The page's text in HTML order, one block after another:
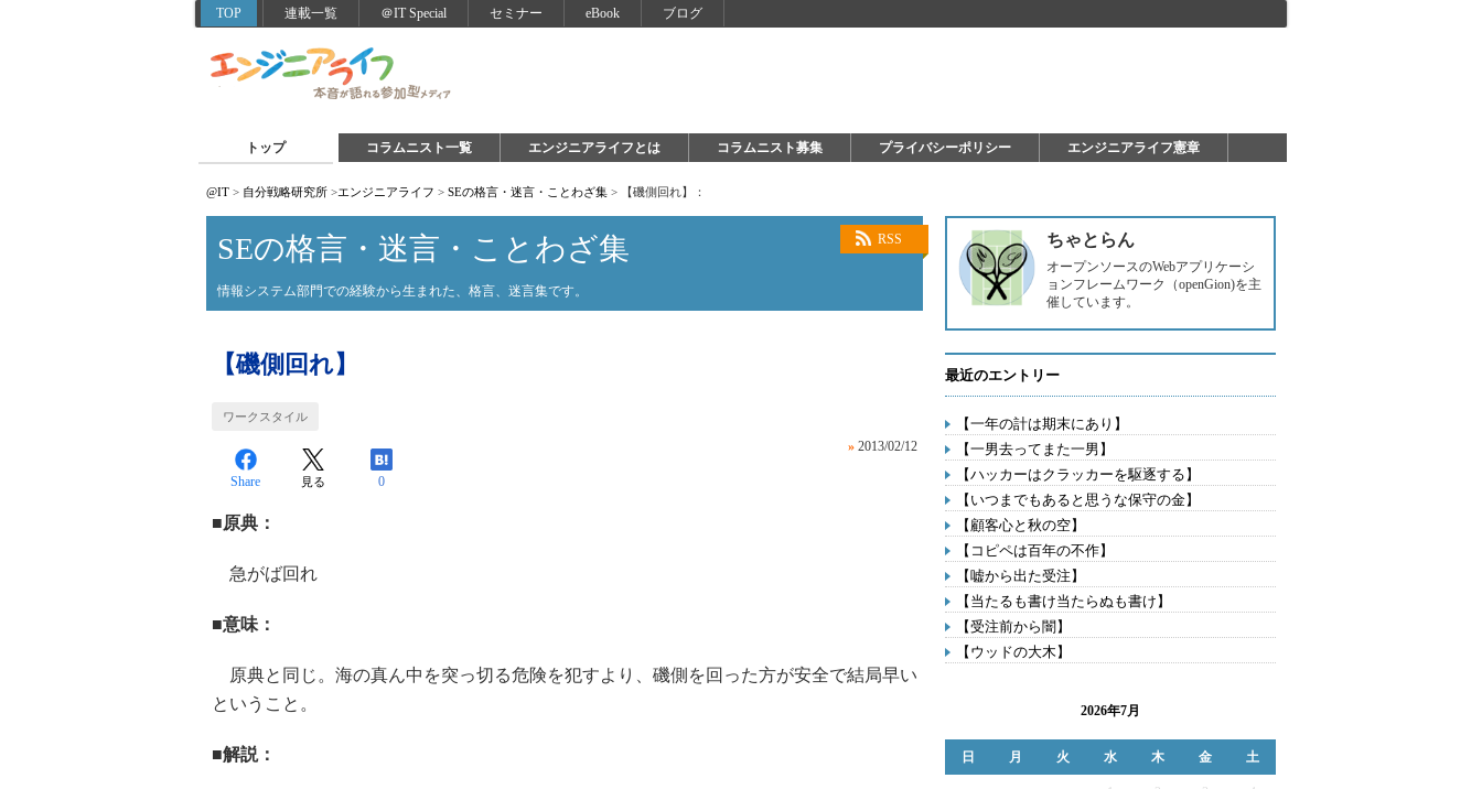
TOP 連載一覧 ＠IT Special セミナー eBook ブログ
トップ コラムニスト一覧 エンジニアライフとは コラムニスト募集 プライバシーポリシー エンジニアライフ憲章
@IT > 自分戦略研究所 >エンジニアライフ > SEの格言・迷言・ことわざ集 > 【磯側回れ】：
RSS
SEの格言・迷言・ことわざ集
情報システム部門での経験から生まれた、格言、迷言集です。
【磯側回れ】
ワークスタイル
» 2013/02/12
Share 見る 0
■原典：
急がば回れ
■意味：
原典と同じ。海の真ん中を突っ切る危険を犯すより、磯側を回った方が安全で結局早い
ということ。
■解説：
ちゃとらん
オープンソースのWebアプリケーシ
ョンフレームワーク（openGion)を主
催しています。
最近のエントリー
【一年の計は期末にあり】
【一男去ってまた一男】
【ハッカーはクラッカーを駆逐する】
【いつまでもあると思うな保守の金】
【顧客心と秋の空】
【コピペは百年の不作】
【嘘から出た受注】
【当たるも書け当たらぬも書け】
【受注前から闇】
【ウッドの大木】
2026年7月
日 月 火 水 木 金 土